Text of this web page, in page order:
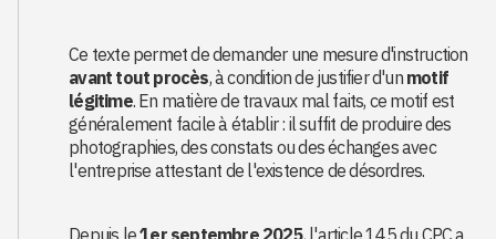
Ce texte permet de demander une mesure d'instruction
avant tout procès, à condition de justifier d'un motif
légitime. En matière de travaux mal faits, ce motif est
généralement facile à établir : il suffit de produire des
photographies, des constats ou des échanges avec
l'entreprise attestant de l'existence de désordres.
Depuis le1er septembre 2025, l'article 145 du CPC a